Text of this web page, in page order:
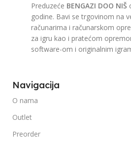
Preduzeće BENGAZI DOO NIŠ
godine. Bavi se trgovinom na
računarima i računarskom
za igru kao i pratećom
software-om i originalnim
Navigacija
O nama
Outlet
Preorder